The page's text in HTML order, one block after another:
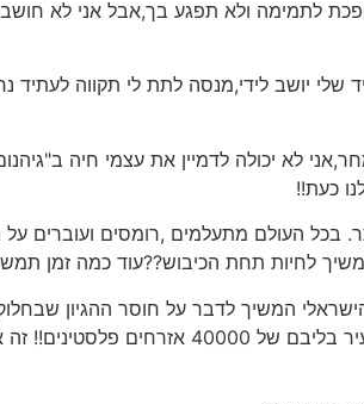
לתמימה ולא תפגע בך,אבל אני לא
יושב לידי,מנסה לתת לי תקווה לעתיד
לא יכולה לדמיין את עצמי חיה
כעת!!
בכל העולם מתעלמים ,רומסים ועוברים
לחיות תחת הכיבוש??עוד כמה זמן
המשיך לדבר על חוסר ההגיון
חלקים, הרגע בו 200 מתנחלים יהודים